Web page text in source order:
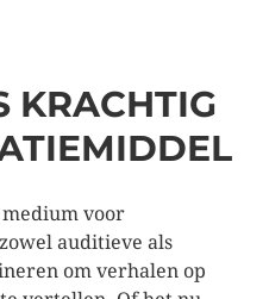
KRACHTIG
medium voor
auditieve als
om verhalen op